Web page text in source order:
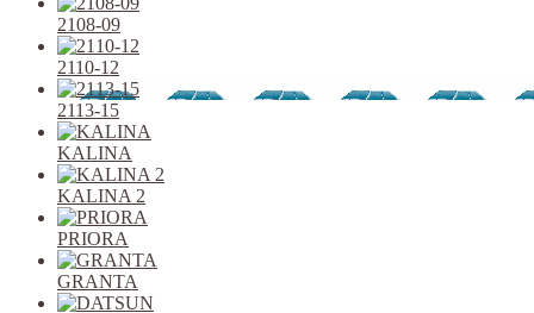
2108-09
2110-12
2113-15
KALINA
KALINA 2
PRIORA
GRANTA